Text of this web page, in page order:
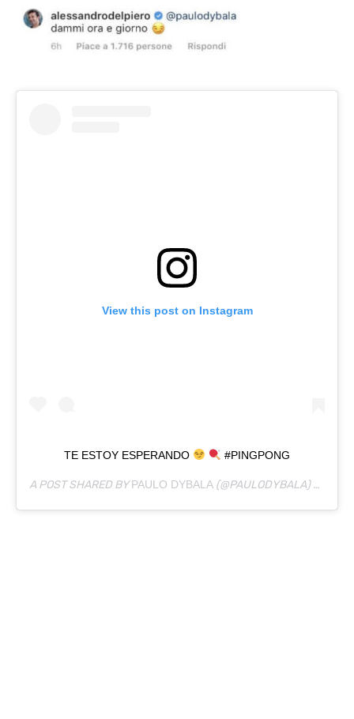
View this post on Instagram
TE ESTOY ESPERANDO #PINGPONG
A POST SHARED BYPAULO DYBALA (@PAULODYBALA) ON